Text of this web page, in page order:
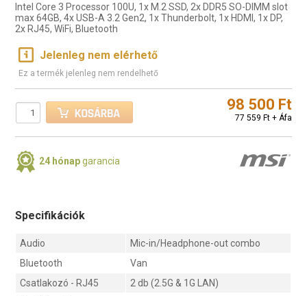
Intel Core 3 Processor 100U, 1x M.2 SSD, 2x DDR5 SO-DIMM slot
max 64GB, 4x USB-A 3.2 Gen2, 1x Thunderbolt, 1x HDMI, 1x DP,
2x RJ45, WiFi, Bluetooth
Jelenleg nem elérhető
Ez a termék jelenleg nem rendelhető
98 500 Ft
77 559 Ft + Áfa
24 hónapgarancia
Specifikációk
Audio
Mic-in/Headphone-out combo
Bluetooth
Van
Csatlakozó - RJ45
2 db (2.5G & 1G LAN)